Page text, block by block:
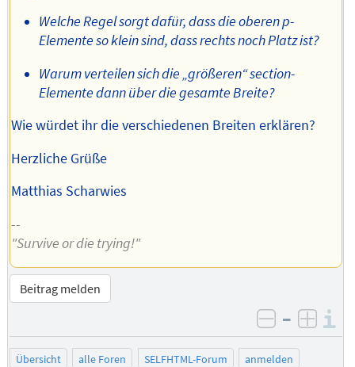
Welche Regel sorgt dafür, dass die oberen p-
Elemente so klein sind, dass rechts noch Platz ist?
Warum verteilen sich die „größeren“ section-
Elemente dann über die gesamte Breite?
Wie würdet ihr die verschiedenen Breiten erklären?
Herzliche Grüße
Matthias Scharwies
--
"Survive or die trying!"
Beitrag melden
negativ
–
Übersicht alle Foren SELFHTML-Forum
anmelden